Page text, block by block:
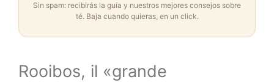
Sin spam: recibirás la guía y nuestros mejores consejos sobre
té. Baja cuando quieras, en un click.
Rooibos, il «grande